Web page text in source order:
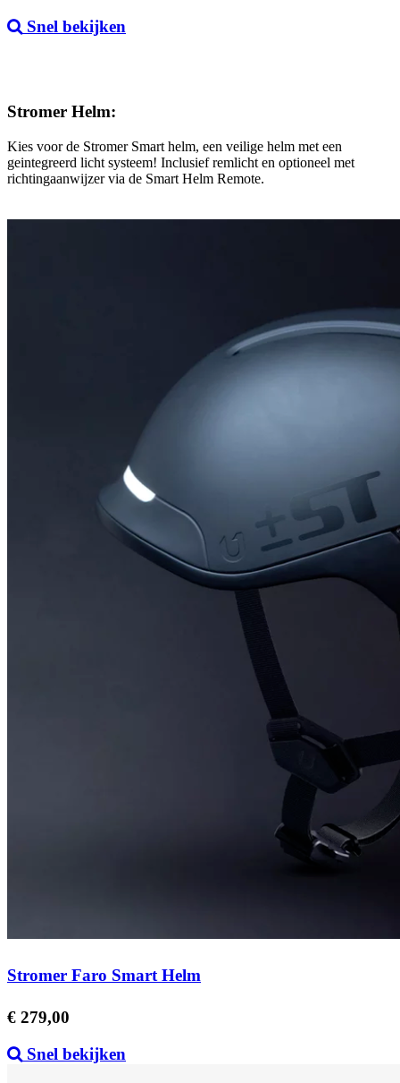
Snel bekijken
Stromer Helm:
Kies voor de Stromer Smart helm, een veilige helm met een
geintegreerd licht systeem! Inclusief remlicht en optioneel met
richtingaanwijzer via de Smart Helm Remote.
Stromer Faro Smart Helm
Prijs
€ 279,00
Snel bekijken